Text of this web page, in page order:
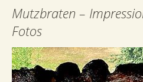
Mutzbraten –
Fotos